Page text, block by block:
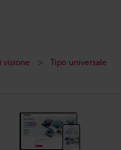
visione
Tipo universale